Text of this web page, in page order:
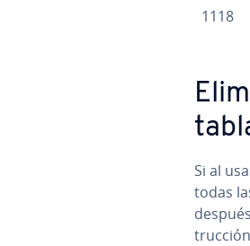
1118
Si al
todas